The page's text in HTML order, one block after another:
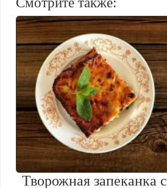
Творожная запеканка с